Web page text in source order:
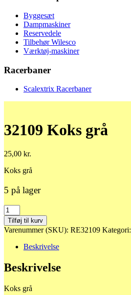
Byggesæt
Dampmaskiner
Reservedele
Tilbehør Wilesco
Værktøj-maskiner
Racerbaner
Scalextrix Racerbaner
32109 Koks grå
25,00 kr.
Koks grå
5 på lager
32109
Koks
grå
antal
Tilføj til kurv
Varenummer (SKU): RE32109 Kategori:
Beskrivelse
Beskrivelse
Koks grå